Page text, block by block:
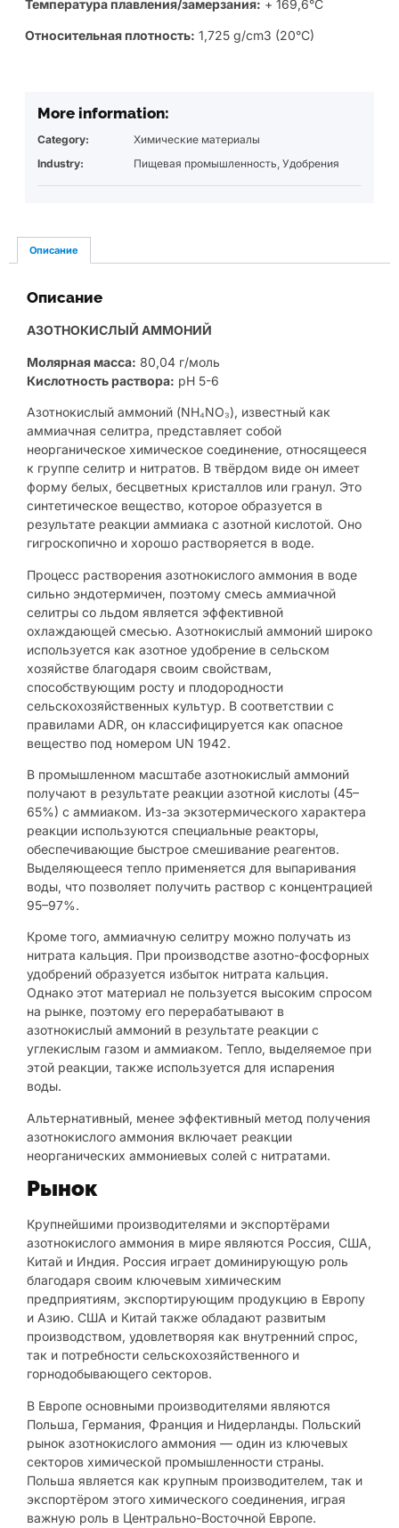
Температура плавления/замерзания: + 169,6°C
Относительная плотность: 1,725 g/cm3 (20°C)
More information:
Category:
Химические материалы
Industry:
Пищевая промышленность Удобрения
Описание
Описание
АЗОТНОКИСЛЫЙ АММОНИЙ
Молярная масса: 80,04 г/моль
Кислотность раствора: pH 5-6
Азотнокислый аммоний (NH₄NO₃), известный как
аммиачная селитра, представляет собой
неорганическое химическое соединение, относящееся
к группе селитр и нитратов. В твёрдом виде он имеет
форму белых, бесцветных кристаллов или гранул. Это
синтетическое вещество, которое образуется в
результате реакции аммиака с азотной кислотой. Оно
гигроскопично и хорошо растворяется в воде.
Процесс растворения азотнокислого аммония в воде
сильно эндотермичен, поэтому смесь аммиачной
селитры со льдом является эффективной
охлаждающей смесью. Азотнокислый аммоний широко
используется как азотное удобрение в сельском
хозяйстве благодаря своим свойствам,
способствующим росту и плодородности
сельскохозяйственных культур. В соответствии с
правилами ADR, он классифицируется как опасное
вещество под номером UN 1942.
В промышленном масштабе азотнокислый аммоний
получают в результате реакции азотной кислоты (45–
65%) с аммиаком. Из-за экзотермического характера
реакции используются специальные реакторы,
обеспечивающие быстрое смешивание реагентов.
Выделяющееся тепло применяется для выпаривания
воды, что позволяет получить раствор с концентрацией
95–97%.
Кроме того, аммиачную селитру можно получать из
нитрата кальция. При производстве азотно-фосфорных
удобрений образуется избыток нитрата кальция.
Однако этот материал не пользуется высоким спросом
на рынке, поэтому его перерабатывают в
азотнокислый аммоний в результате реакции с
углекислым газом и аммиаком. Тепло, выделяемое при
этой реакции, также используется для испарения
воды.
Альтернативный, менее эффективный метод получения
азотнокислого аммония включает реакции
неорганических аммониевых солей с нитратами.
Рынок
Крупнейшими производителями и экспортёрами
азотнокислого аммония в мире являются Россия, США,
Китай и Индия. Россия играет доминирующую роль
благодаря своим ключевым химическим
предприятиям, экспортирующим продукцию в Европу
и Азию. США и Китай также обладают развитым
производством, удовлетворяя как внутренний спрос,
так и потребности сельскохозяйственного и
горнодобывающего секторов.
В Европе основными производителями являются
Польша, Германия, Франция и Нидерланды. Польский
рынок азотнокислого аммония — один из ключевых
секторов химической промышленности страны.
Польша является как крупным производителем, так и
экспортёром этого химического соединения, играя
важную роль в Центрально-Восточной Европе.